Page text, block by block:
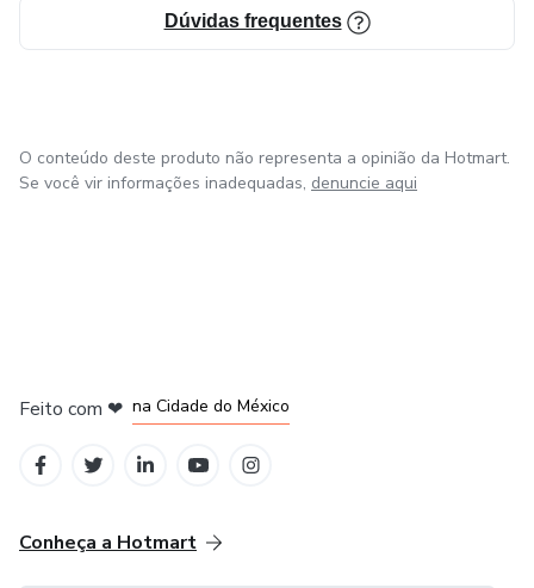
Dúvidas frequentes
O conteúdo deste produto não representa a opinião da Hotmart.
Se você vir informações inadequadas, denuncie aqui
Feito com ❤ na Cidade do México
Conheça a Hotmart